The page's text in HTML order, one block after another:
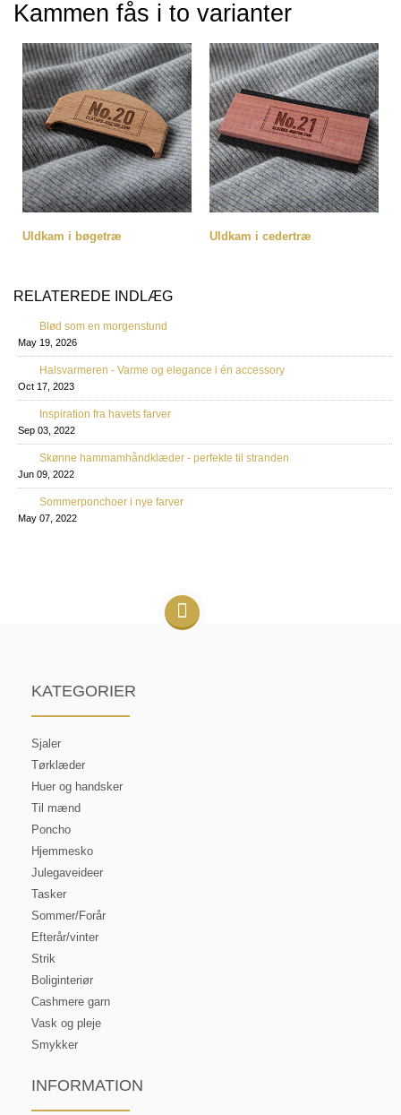
Kammen fås i to varianter
Uldkam i bøgetræ Uldkam i cedertræ
RELATEREDE INDLÆG
Blød som en morgenstund
May 19, 2026
Halsvarmeren - Varme og elegance i én accessory
Oct 17, 2023
Inspiration fra havets farver
Sep 03, 2022
Skønne hammamhåndklæder - perfekte til stranden
Jun 09, 2022
Sommerponchoer i nye farver
May 07, 2022
KATEGORIER
Sjaler
Tørklæder
Huer og handsker
Til mænd
Poncho
Hjemmesko
Julegaveideer
Tasker
Sommer/Forår
Efterår/vinter
Strik
Boliginteriør
Cashmere garn
Vask og pleje
Smykker
INFORMATION